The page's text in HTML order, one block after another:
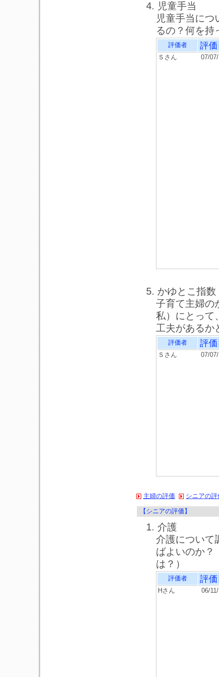
4. 児童手当
児童手当に
るの？何を
評価者 評
Ｓさん 07/
5. かゆとこ指数
子育て主婦の
私）にとって
工夫があるか
評価者 評
Ｓさん 07/
主婦の評価 シニアの評
【シニアの評価】
1. 介護
介護につい
ばよいのか
は？）
評価者 評
Hさん 06/